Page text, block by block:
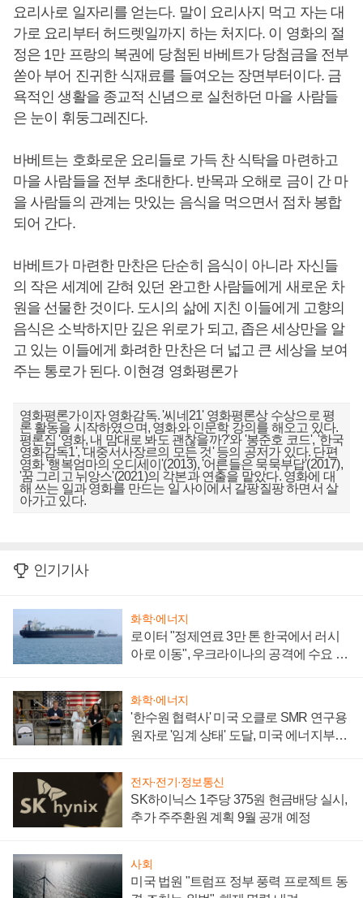
요리사로 일자리를 얻는다. 말이 요리사지 먹고 자는 대
가로 요리부터 허드렛일까지 하는 처지다. 이 영화의 절
정은 1만 프랑의 복권에 당첨된 바베트가 당첨금을 전부
쏟아 부어 진귀한 식재료를 들여오는 장면부터이다. 금
욕적인 생활을 종교적 신념으로 실천하던 마을 사람들
은 눈이 휘둥그레진다.
바베트는 호화로운 요리들로 가득 찬 식탁을 마련하고
마을 사람들을 전부 초대한다. 반목과 오해로 금이 간 마
을 사람들의 관계는 맛있는 음식을 먹으면서 점차 봉합
되어 간다.
바베트가 마련한 만찬은 단순히 음식이 아니라 자신들
의 작은 세계에 갇혀 있던 완고한 사람들에게 새로운 차
원을 선물한 것이다. 도시의 삶에 지친 이들에게 고향의
음식은 소박하지만 깊은 위로가 되고, 좁은 세상만을 알
고 있는 이들에게 화려한 만찬은 더 넓고 큰 세상을 보여
주는 통로가 된다. 이현경 영화평론가
영화평론가이자 영화감독. '씨네21' 영화평론상 수상으로 평
론 활동을 시작하였으며, 영화와 인문학 강의를 해오고 있다.
평론집 '영화, 내 맘대로 봐도 괜찮을까?'와 '봉준호 코드', '한국
영화감독1', '대중서사장르의 모든 것' 등의 공저가 있다. 단편
영화 '행복엄마의 오디세이'(2013), '어른들은 묵묵부답'(2017),
'꿈 그리고 뉘앙스'(2021)의 각본과 연출을 맡았다. 영화에 대
해 쓰는 일과 영화를 만드는 일 사이에서 갈팡질팡 하면서 살
아가고 있다.
인기기사
화학·에너지
로이터 "정제연료 3만 톤 한국에서 러시
아로 이동", 우크라이나의 공격에 수요 늘
화학·에너지
'한수원 협력사' 미국 오클로 SMR 연구용
원자로 '임계 상태' 도달, 미국 에너지부
전자·전기·정보통신
SK하이닉스 1주당 375원 현금배당 실시,
추가 주주환원 계획 9월 공개 예정
사회
미국 법원 "트럼프 정부 풍력 프로젝트 동